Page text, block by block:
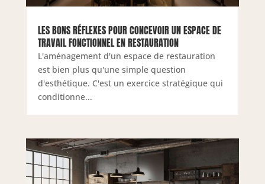
LES BONS RÉFLEXES POUR CONCEVOIR UN ESPACE DE
TRAVAIL FONCTIONNEL EN RESTAURATION
L'aménagement d'un espace de restauration
est bien plus qu'une simple question
d'esthétique. C'est un exercice stratégique qui
conditionne...